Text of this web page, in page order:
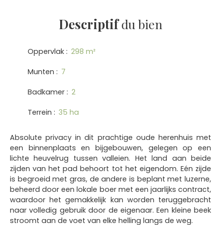
Descriptifdu bien
Oppervlak : 298 m²
Munten : 7
Badkamer : 2
Terrein : 35 ha
Absolute privacy in dit prachtige oude herenhuis met
een binnenplaats en bijgebouwen, gelegen op een
lichte heuvelrug tussen valleien. Het land aan beide
zijden van het pad behoort tot het eigendom. Eén zijde
is begroeid met gras, de andere is beplant met luzerne,
beheerd door een lokale boer met een jaarlijks contract,
waardoor het gemakkelijk kan worden teruggebracht
naar volledig gebruik door de eigenaar. Een kleine beek
stroomt aan de voet van elke helling langs de weg.